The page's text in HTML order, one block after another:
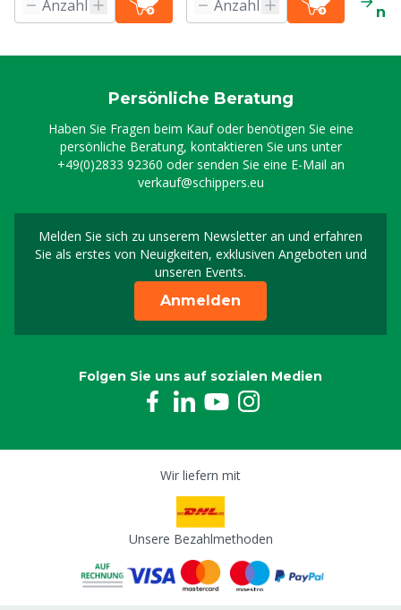
Persönliche Beratung
Haben Sie Fragen beim Kauf oder benötigen Sie eine
persönliche Beratung, kontaktieren Sie uns unter
+49(0)2833 92360 oder senden Sie eine E-Mail an
verkauf@schippers.eu
Melden Sie sich zu unserem Newsletter an und erfahren
Sie als erstes von Neuigkeiten, exklusiven Angeboten und
unseren Events.
Melden Sie sich für
Anmelden
Folgen Sie uns auf sozialen Medien
Wir liefern mit
Unsere Bezahlmethoden